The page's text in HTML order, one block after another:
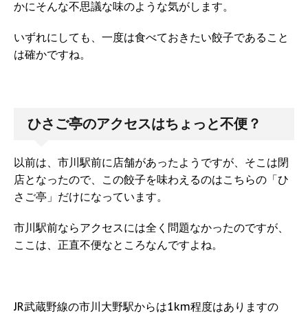
かにそんな不思議な味のような気がします。
いずれにしても、一度は食べておきたい餃子であること
は確かですね。
ひさご亭のアクセスはちょっと不便？
以前は、市川駅前に店舗があったようですが、そこは閉
店となったので、この餃子を味わえるのはこちらの「ひ
さご亭」だけになっています。
市川駅前ならアクセスには全く問題なかったのですが、
ここは、正直不便なところなんですよね。
JR武蔵野線の市川大野駅からは1km程度はありますの